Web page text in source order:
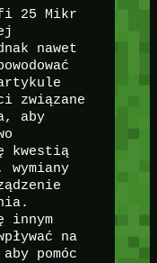
25 Mikr
nawet
związane
aby
kwestią
innym
na
pomóc